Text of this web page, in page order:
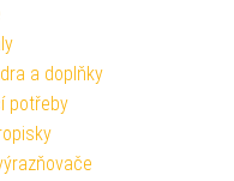
a doplňky
potřeby